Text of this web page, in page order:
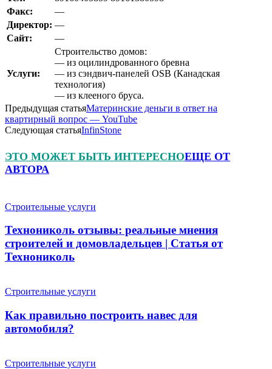
Факс:
—
Директор: —
Сайт:
—
Услуги:
Строительство домов:
— из оцилиндрованного бревна
— из сэндвич-панелей OSB (Канадская
технология)
— из клееного бруса.
Предыдущая статьяМатеринские деньги в ответ на
квартирный вопрос — YouTube
Следующая статьяInfinStone
ЭТО МОЖЕТ БЫТЬ ИНТЕРЕСНОЕЩЕ ОТ
АВТОРА
Строительные услуги
Технониколь отзывы: реальные мнения
строителей и домовладельцев | Статья от
Технониколь
Строительные услуги
Как правильно построить навес для
автомобиля?
Строительные услуги